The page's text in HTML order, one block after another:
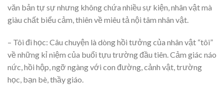
văn bản tự sự nhưng không chứa nhiều sự kiện, nhân vật mà
giàu chất biểu cảm, thiên về miêu tả nội tâm nhân vật.
– Tôi đi học: Câu chuyện là dòng hồi tưởng của nhân vật “tôi”
về những kỉ niệm của buổi tựu trường đầu tiên. Cảm giác náo
nức, hồi hộp, ngỡ ngàng với con đường, cảnh vật, trường
học, bạn bè, thầy giáo.